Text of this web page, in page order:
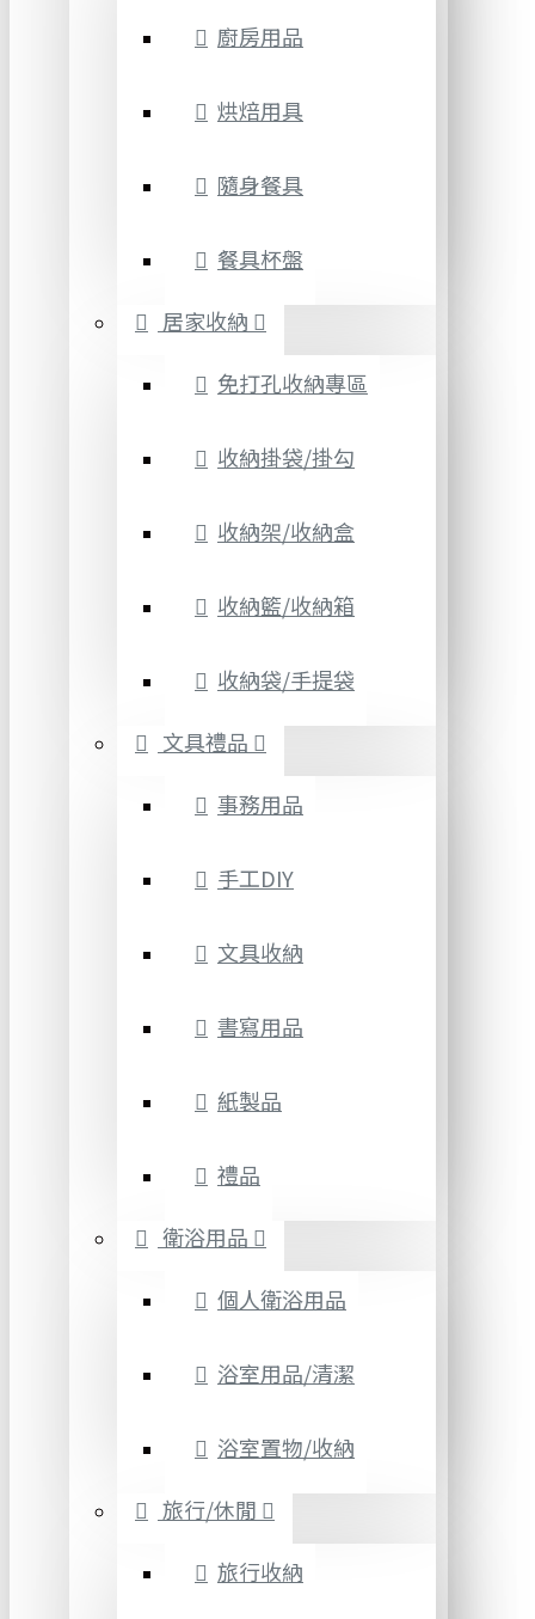
廚房用品
烘焙用具
隨身餐具
餐具杯盤
居家收納
免打孔收納專區
收納掛袋/掛勾
收納架/收納盒
收納籃/收納箱
收納袋/手提袋
文具禮品
事務用品
手工DIY
文具收納
書寫用品
紙製品
禮品
衛浴用品
個人衛浴用品
浴室用品/清潔
浴室置物/收納
旅行/休閒
旅行收納